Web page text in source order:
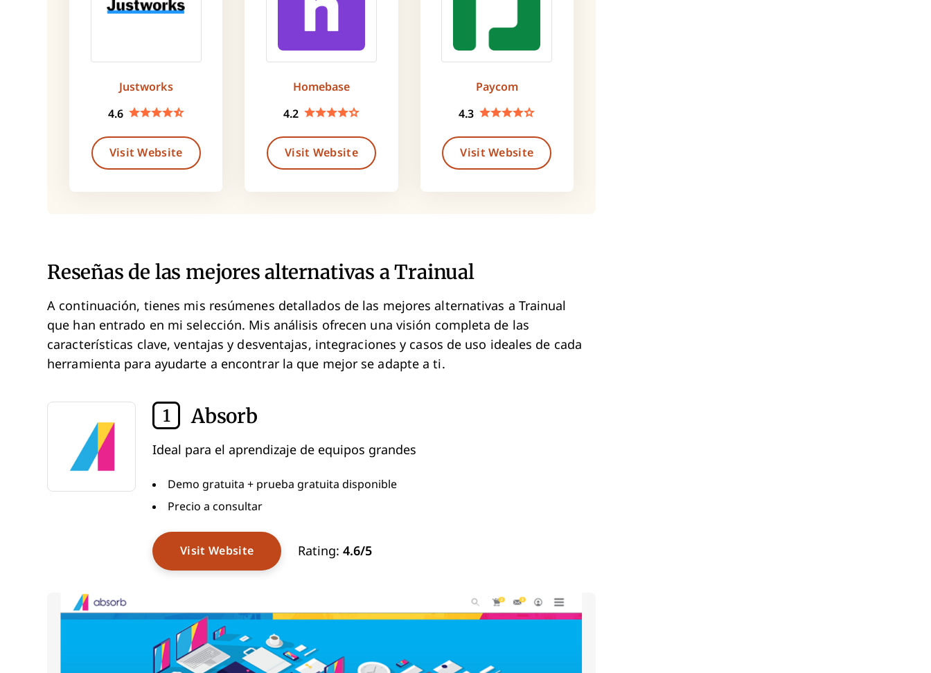
Justworks
4.6
Visit Website
Homebase
4.2
Visit Website
Paycom
4.3
Visit Website
Reseñas de las mejores alternativas a Trainual
A continuación, tienes mis resúmenes detallados de las mejores alternativas a Trainual
que han entrado en mi selección. Mis análisis ofrecen una visión completa de las
características clave, ventajas y desventajas, integraciones y casos de uso ideales de cada
herramienta para ayudarte a encontrar la que mejor se adapte a ti.
1 Absorb
Ideal para el aprendizaje de equipos grandes
Demo gratuita + prueba gratuita disponible
Precio a consultar
Visit Website Rating: 4.6/5